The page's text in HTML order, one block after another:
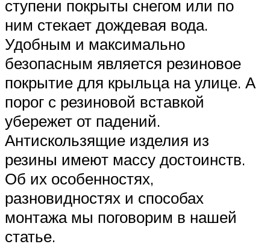
ступени покрыты снегом или по
ним стекает дождевая вода.
Удобным и максимально
безопасным является резиновое
покрытие для крыльца на улице. А
порог с резиновой вставкой
убережет от падений.
Антискользящие изделия из
резины имеют массу достоинств.
Об их особенностях,
разновидностях и способах
монтажа мы поговорим в нашей
статье.